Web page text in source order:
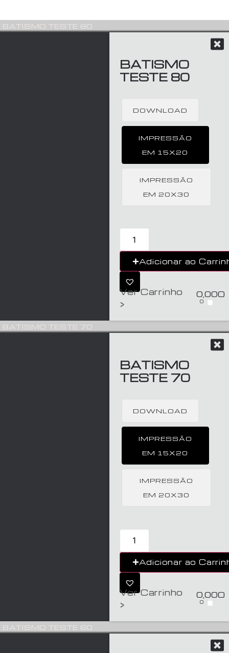
BATISMO TESTE 80
BATISMO
TESTE 80
DOWNLOAD
IMPRESSÃO
EM 15X20
IMPRESSÃO
EM 20X30
Adicionar ao
Ver Carrinho
>
0,00€
0
BATISMO TESTE 70
BATISMO
TESTE 70
DOWNLOAD
IMPRESSÃO
EM 15X20
IMPRESSÃO
EM 20X30
Adicionar ao
Ver Carrinho
>
0,00€
0
BATISMO TESTE 60